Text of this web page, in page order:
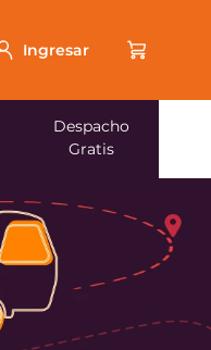
Ingresar
Despacho
Gratis